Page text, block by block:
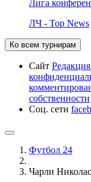
Лига
ЛЧ - Top News
Ко всем турнирам
Сайт Редакция
собственности
Соц. сети
Футбол 24
Чарли Николас